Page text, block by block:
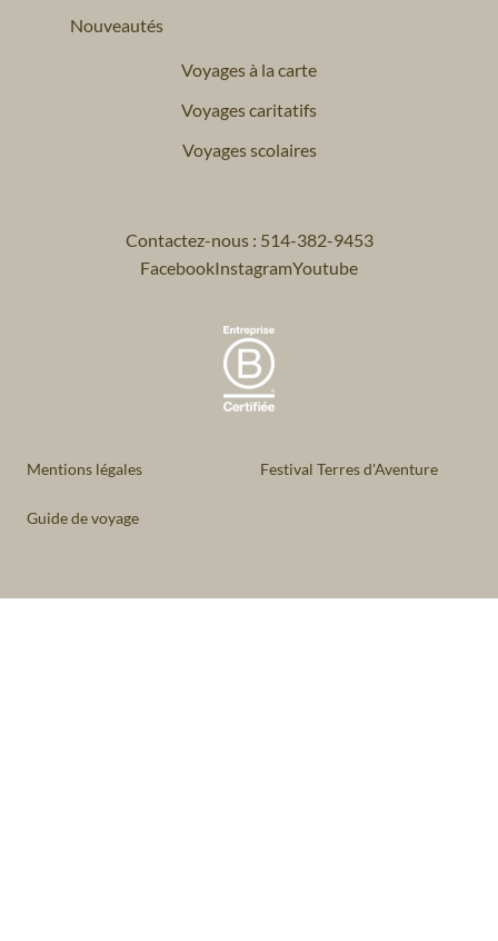
Nouveautés
Voyages à la carte
Voyages caritatifs
Voyages scolaires
Contactez-nous : 514-382-9453
FacebookInstagramYoutube
Mentions légales Festival Terres d'Aventure
Guide de voyage